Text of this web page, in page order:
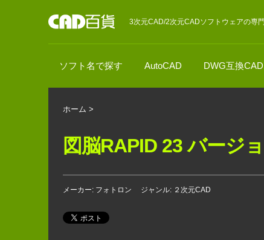
3次元CAD/2次元CADソフトウェアの専
ソフト名で探す AutoCAD DWG互換CAD
ホーム >
図脳RAPID 23 バージ
メーカー: フォトロン ジャンル: ２次元CAD